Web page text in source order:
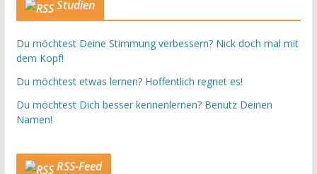
Studien
Du möchtest Deine Stimmung verbessern? Nick doch mal mit
dem Kopf!
Du möchtest etwas lernen? Hoffentlich regnet es!
Du möchtest Dich besser kennenlernen? Benutz Deinen
Namen!
RSS-Feed